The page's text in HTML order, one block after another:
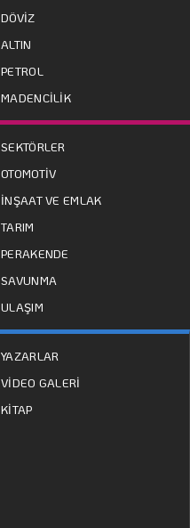
DÖVİZ
ALTIN
PETROL
MADENCİLİK
SEKTÖRLER
OTOMOTİV
İNŞAAT VE EMLAK
TARIM
PERAKENDE
SAVUNMA
ULAŞIM
YAZARLAR
VİDEO GALERİ
KİTAP